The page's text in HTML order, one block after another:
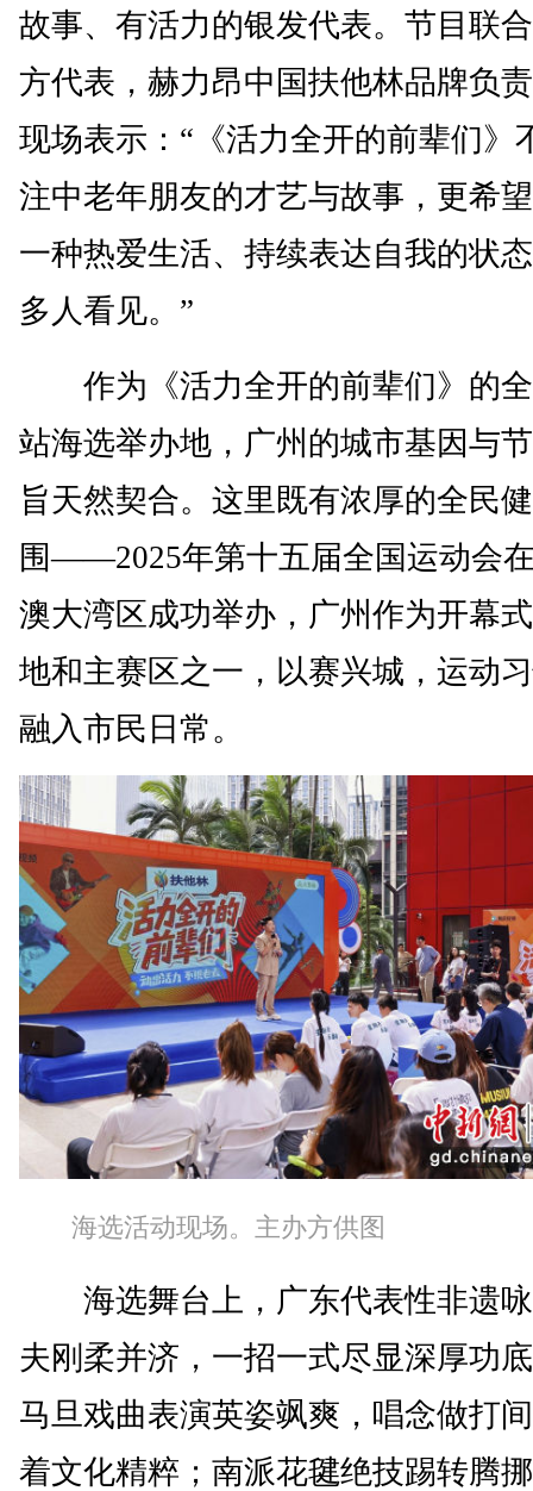
故事、有活力的银发代表。节目联
方代表，赫力昂中国扶他林品牌负
现场表示：“《活力全开的前辈们》
注中老年朋友的才艺与故事，更希
一种热爱生活、持续表达自我的状
多人看见。”
作为《活力全开的前辈们》的
站海选举办地，广州的城市基因与
旨天然契合。这里既有浓厚的全民
围——2025年第十五届全国运动会
澳大湾区成功举办，广州作为开幕
地和主赛区之一，以赛兴城，运动
融入市民日常。
海选活动现场。主办方供图
海选舞台上，广东代表性非遗
夫刚柔并济，一招一式尽显深厚功
马旦戏曲表演英姿飒爽，唱念做打
着文化精粹；南派花毽绝技踢转腾